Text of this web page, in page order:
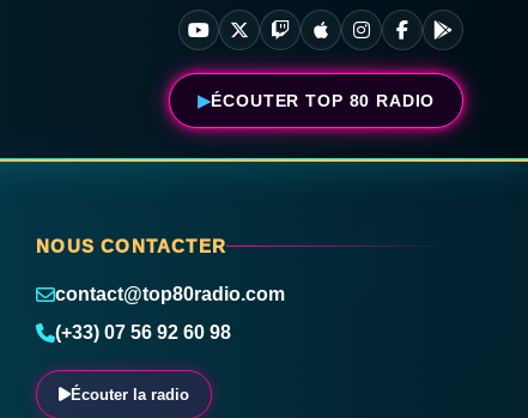
ÉCOUTER TOP 80 RADIO
NOUS CONTACTER
contact@top80radio.com
(+33) 07 56 92 60 98
Écouter la radio